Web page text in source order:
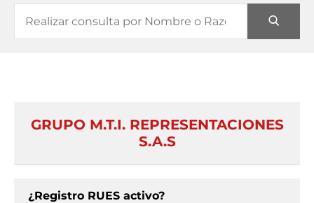
GRUPO M.T.I. REPRESENTACIONES
S.A.S
¿Registro RUES activo?